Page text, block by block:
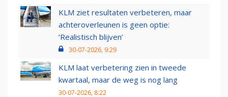
KLM ziet resultaten verbeteren, maar
achteroverleunen is geen optie:
‘Realistisch blijven’
30-07-2026, 9:29
KLM laat verbetering zien in tweede
kwartaal, maar de weg is nog lang
30-07-2026, 8:22